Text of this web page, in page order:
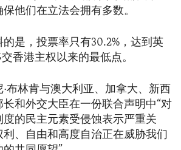
他们在立法会拥有多数。
是，投票率只有30.2%，达到英
香港主权以来的最低点。
布林肯与澳大利亚、加拿大、新西
和外交大臣在一份联合声明中“对
的民主元素受侵蚀表示严重关
、自由和高度自治正在威胁我们